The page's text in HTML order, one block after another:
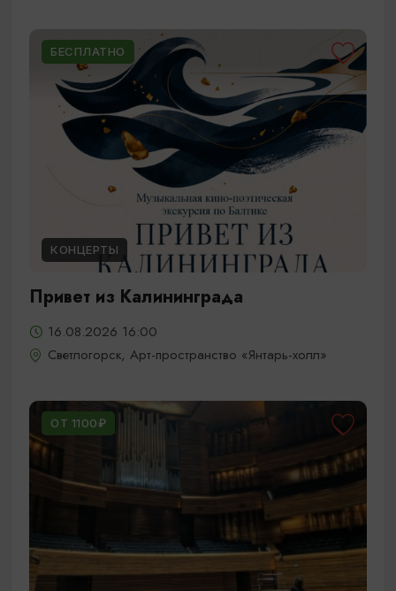
БЕСПЛАТНО
КОНЦЕРТЫ
Привет из Калининграда
16.08.2026 16:00
Светлогорск, Арт-пространство «Янтарь-холл»
ОТ 1100₽